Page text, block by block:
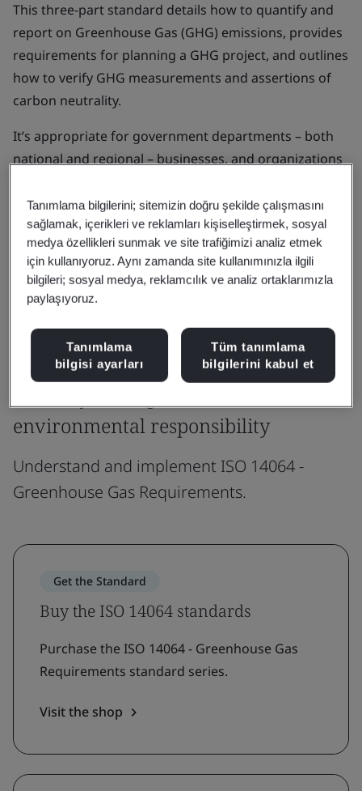
This three-part standard details how to quantify and
report on Greenhouse Gas (GHG) emissions, provides
requirements for planning a GHG project, and outlines
how to verify GHG measurements and assertions of
carbon neutrality.
It’s appropriate for government departments – both
national and regional – businesses, and organizations
GHG-focused projects.
ISO 14064 enables you to build trust with internal and
external stakeholders and establish a strong
foundation for future emission reductions.
Products & Services
environmental responsibility
Understand and implement ISO 14064 -
Greenhouse Gas Requirements.
Get the Standard
Buy the ISO 14064 standards
Purchase the ISO 14064 - Greenhouse Gas
Requirements standard series.
Visit the shop
Tanımlama bilgilerini; sitemizin doğru şekilde çalışmasını
sağlamak, içerikleri ve reklamları kişiselleştirmek, sosyal
medya özellikleri sunmak ve site trafiğimizi analiz etmek
için kullanıyoruz. Aynı zamanda site kullanımınızla ilgili
bilgileri; sosyal medya, reklamcılık ve analiz ortaklarımızla
paylaşıyoruz.
Tanımlama
bilgisi ayarları
Tüm tanımlama
bilgilerini kabul et